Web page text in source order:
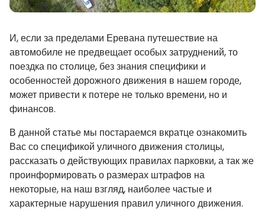
И, если за пределами Еревана путешествие на
автомобиле не предвещает особых затруднений, то
поездка по столице, без знания специфики и
особенностей дорожного движения в нашем городе,
может привести к потере не только времени, но и
финансов.
В данной статье мы постараемся вкратце ознакомить
Вас со спецификой уличного движения столицы,
рассказать о действующих правилах парковки, а так же
проинформировать о размерах штрафов на
некоторые, на наш взгляд, наиболее частые и
характерные нарушения правил уличного движения.